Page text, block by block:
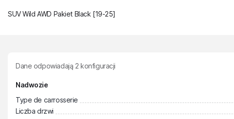
SUV Wild AWD Pakiet Black [19-25]
Dane odpowiadają 2 konfiguracji
Nadwozie
Type de carrosserie
Liczba drzwi